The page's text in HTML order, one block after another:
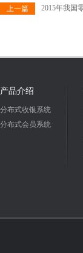
上一篇 2015年我国
产品介绍
分布式收银系统
分布式会员系统